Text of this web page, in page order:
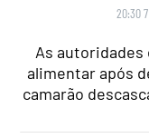
20:30
As
alimentar após
camarão